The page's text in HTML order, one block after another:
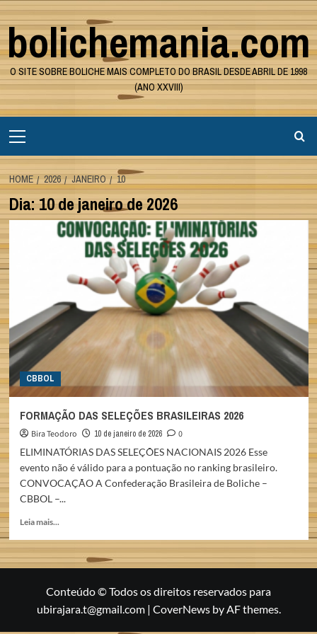
Skip
to
content
bolichemania.com
O SITE SOBRE BOLICHE MAIS COMPLETO DO BRASIL DESDE ABRIL DE 1998
(ANO XXVIII)
Menu
HOME 2026 JANEIRO 10
Dia:10 de janeiro de 2026
CBBOL
FORMAÇÃO DAS SELEÇÕES BRASILEIRAS 2026
Bira Teodoro 10 de janeiro de 2026
0
ELIMINATÓRIAS DAS SELEÇÕES NACIONAIS 2026 Esse
evento não é válido para a pontuação no ranking brasileiro.
CONVOCAÇÃO A Confederação Brasileira de Boliche –
CBBOL –...
Leia mais...
about
FORMAÇÃO
SELEÇÕES
2026
Conteúdo © Todos os direitos reservados para
ubirajara.t@gmail.com | CoverNewsby AF themes.